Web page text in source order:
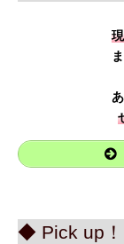
◆ Pick up！